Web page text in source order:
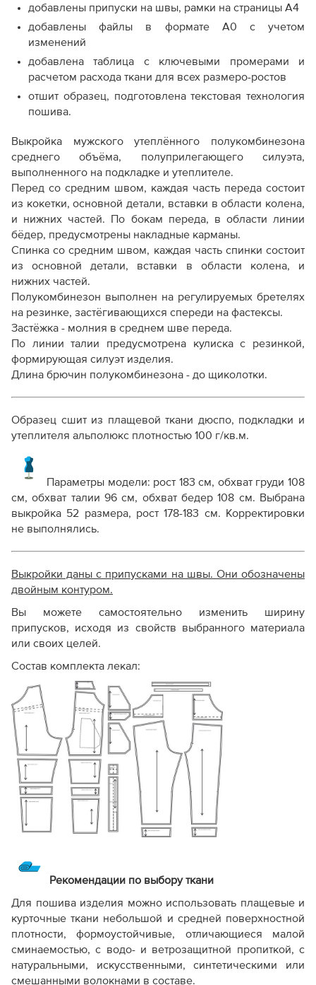
добавлены припуски на швы, рамки на страницы А4
добавлены файлы в формате А0 с учетом
изменений
добавлена таблица с ключевыми промерами и
расчетом расхода ткани для всех размеро-ростов
отшит образец, подготовлена текстовая технология
пошива.
Выкройка мужского утеплённого полукомбинезона
среднего объёма, полуприлегающего силуэта,
выполненного на подкладке и утеплителе.
Перед со средним швом, каждая часть переда состоит
из кокетки, основной детали, вставки в области колена,
и нижних частей. По бокам переда, в области линии
бёдер, предусмотрены накладные карманы.
Спинка со средним швом, каждая часть спинки состоит
из основной детали, вставки в области колена, и
нижних частей.
Полукомбинезон выполнен на регулируемых бретелях
на резинке, застёгивающихся спереди на фастексы.
Застёжка - молния в среднем шве переда.
По линии талии предусмотрена кулиска с резинкой,
формирующая силуэт изделия.
Длина брючин полукомбинезона - до щиколотки.
Образец сшит из плащевой ткани дюспо, подкладки и
утеплителя альполюкс плотностью 100 г/кв.м.
Параметры модели: рост 183 см, обхват груди 108
см, обхват талии 96 см, обхват бедер 108 см. Выбрана
выкройка 52 размера, рост 178-183 см. Корректировки
не выполнялись.
Выкройки даны с припусками на швы. Они обозначены
двойным контуром.
Вы можете самостоятельно изменить ширину
припусков, исходя из свойств выбранного материала
или своих целей.
Состав комплекта лекал:
Рекомендации по выбору ткани
Для пошива изделия можно использовать плащевые и
курточные ткани небольшой и средней поверхностной
плотности, формоустойчивые, отличающиеся малой
сминаемостью, с водо- и ветрозащитной пропиткой, с
натуральными, искусственными, синтетическими или
смешанными волокнами в составе.